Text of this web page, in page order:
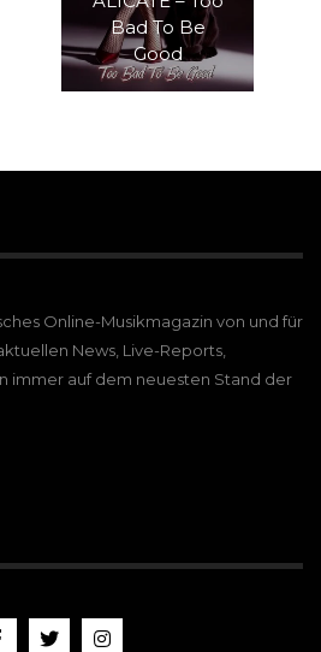
Bad To Be
Good
Online-Musikmagazin von und für
News, Live-Reports,
immer auf dem neuesten Stand der